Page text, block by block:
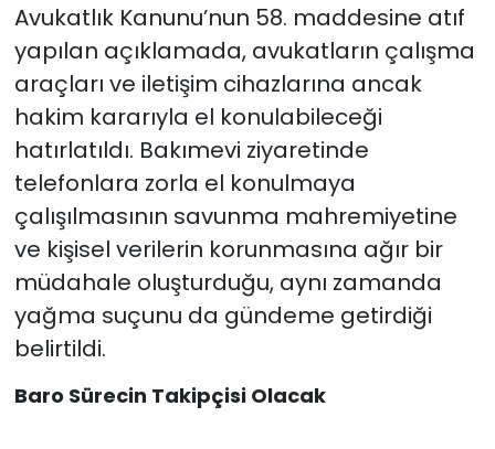
Avukatlık Kanunu’nun 58. maddesine atıf
yapılan açıklamada, avukatların çalışma
araçları ve iletişim cihazlarına ancak
hakim kararıyla el konulabileceği
hatırlatıldı. Bakımevi ziyaretinde
telefonlara zorla el konulmaya
çalışılmasının savunma mahremiyetine
ve kişisel verilerin korunmasına ağır bir
müdahale oluşturduğu, aynı zamanda
yağma suçunu da gündeme getirdiği
belirtildi.
Baro Sürecin Takipçisi Olacak